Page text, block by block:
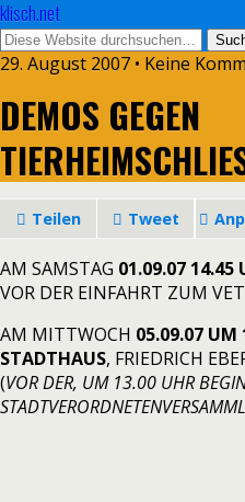
klisch.net
29. August 2007 • Keine
DEMOS GEGEN
Teilen Tweet
AM SAMSTAG 01.09.07 14.45
VOR DER EINFAHRT ZUM
AM MITTWOCH 05.09.07 UM
STADTHAUS, FRIEDRICH
(VOR DER, UM 13.00 UHR